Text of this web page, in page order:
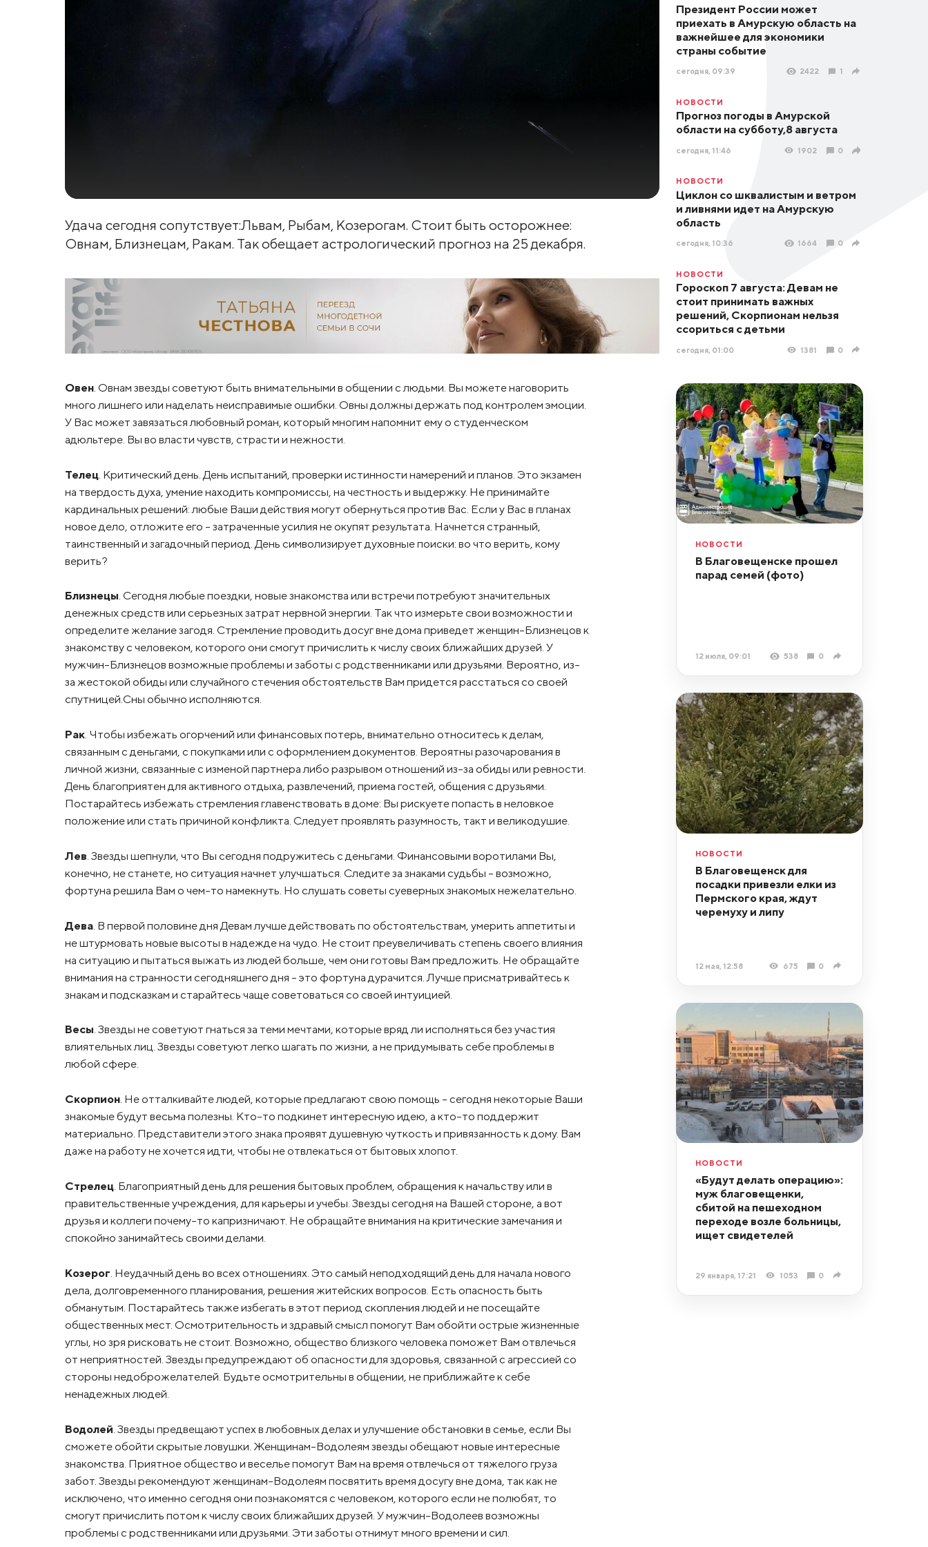
Удача сегодня сопутствует:Львам, Рыбам, Козерогам. Стоит быть осторожнее:
Овнам, Близнецам, Ракам. Так обещает астрологический прогноз на 25 декабря.
Овен. Овнам звезды советуют быть внимательными в общении с людьми. Вы можете наговорить
много лишнего или наделать неисправимые ошибки. Овны должны держать под контролем эмоции.
У Вас может завязаться любовный роман, который многим напомнит ему о студенческом
адюльтере. Вы во власти чувств, страсти и нежности.
Телец. Критический день. День испытаний, проверки истинности намерений и планов. Это экзамен
на твердость духа, умение находить компромиссы, на честность и выдержку. Не принимайте
кардинальных решений: любые Ваши действия могут обернуться против Вас. Если у Вас в планах
новое дело, отложите его – затраченные усилия не окупят результата. Начнется странный,
таинственный и загадочный период. День символизирует духовные поиски: во что верить, кому
верить?
Близнецы. Сегодня любые поездки, новые знакомства или встречи потребуют значительных
денежных средств или серьезных затрат нервной энергии. Так что измерьте свои возможности и
определите желание загодя. Стремление проводить досуг вне дома приведет женщин-Близнецов к
знакомству с человеком, которого они смогут причислить к числу своих ближайших друзей. У
мужчин-Близнецов возможные проблемы и заботы с родственниками или друзьями. Вероятно, из-
за жестокой обиды или случайного стечения обстоятельств Вам придется расстаться со своей
спутницей.Сны обычно исполняются.
Рак. Чтобы избежать огорчений или финансовых потерь, внимательно относитесь к делам,
связанным с деньгами, с покупками или с оформлением документов. Вероятны разочарования в
личной жизни, связанные с изменой партнера либо разрывом отношений из-за обиды или ревности.
День благоприятен для активного отдыха, развлечений, приема гостей, общения с друзьями.
Постарайтесь избежать стремления главенствовать в доме: Вы рискуете попасть в неловкое
положение или стать причиной конфликта. Следует проявлять разумность, такт и великодушие.
Лев . Звезды шепнули, что Вы сегодня подружитесь с деньгами. Финансовыми воротилами Вы,
конечно, не станете, но ситуация начнет улучшаться. Следите за знаками судьбы – возможно,
фортуна решила Вам о чем-то намекнуть. Но слушать советы суеверных знакомых нежелательно.
Дева. В первой половине дня Девам лучше действовать по обстоятельствам, умерить аппетиты и
не штурмовать новые высоты в надежде на чудо. Не стоит преувеличивать степень своего влияния
на ситуацию и пытаться выжать из людей больше, чем они готовы Вам предложить. Не обращайте
внимания на странности сегодняшнего дня – это фортуна дурачится. Лучше присматривайтесь к
знакам и подсказкам и старайтесь чаще советоваться со своей интуицией.
Весы. Звезды не советуют гнаться за теми мечтами, которые вряд ли исполняться без участия
влиятельных лиц. Звезды советуют легко шагать по жизни, а не придумывать себе проблемы в
любой сфере.
Скорпион. Не отталкивайте людей, которые предлагают свою помощь – сегодня некоторые Ваши
знакомые будут весьма полезны. Кто-то подкинет интересную идею, а кто-то поддержит
материально. Представители этого знака проявят душевную чуткость и привязанность к дому. Вам
даже на работу не хочется идти, чтобы не отвлекаться от бытовых хлопот.
Стрелец. Благоприятный день для решения бытовых проблем, обращения к начальству или в
правительственные учреждения, для карьеры и учебы. Звезды сегодня на Вашей стороне, а вот
друзья и коллеги почему-то капризничают. Не обращайте внимания на критические замечания и
спокойно занимайтесь своими делами.
Козерог . Неудачный день во всех отношениях. Это самый неподходящий день для начала нового
дела, долговременного планирования, решения житейских вопросов. Есть опасность быть
обманутым. Постарайтесь также избегать в этот период скопления людей и не посещайте
общественных мест. Осмотрительность и здравый смысл помогут Вам обойти острые жизненные
углы, но зря рисковать не стоит. Возможно, общество близкого человека поможет Вам отвлечься
от неприятностей. Звезды предупреждают об опасности для здоровья, связанной с агрессией со
стороны недоброжелателей. Будьте осмотрительны в общении, не приближайте к себе
ненадежных людей.
Водолей . Звезды предвещают успех в любовных делах и улучшение обстановки в семье, если Вы
сможете обойти скрытые ловушки. Женщинам-Водолеям звезды обещают новые интересные
знакомства. Приятное общество и веселье помогут Вам на время отвлечься от тяжелого груза
забот. Звезды рекомендуют женщинам-Водолеям посвятить время досугу вне дома, так как не
исключено, что именно сегодня они познакомятся с человеком, которого если не полюбят, то
смогут причислить потом к числу своих ближайших друзей. У мужчин-Водолеев возможны
проблемы с родственниками или друзьями. Эти заботы отнимут много времени и сил.
Президент России может
приехать в Амурскую область на
важнейшее для экономики
страны событие
сегодня, 09:39 2422 1
НОВОСТИ
Прогноз погоды в Амурской
области на субботу,8 августа
сегодня, 11:46 1902 0
НОВОСТИ
Циклон со шквалистым и ветром
и ливнями идет на Амурскую
область
сегодня, 10:36 1664 0
НОВОСТИ
Гороскоп 7 августа: Девам не
стоит принимать важных
решений, Скорпионам нельзя
ссориться с детьми
сегодня, 01:00 1381 0
НОВОСТИ
В Благовещенске прошел
парад семей (фото)
12 июля, 09:01 538 0
НОВОСТИ
В Благовещенск для
посадки привезли елки из
Пермского края, ждут
черемуху и липу
12 мая, 12:58 675 0
НОВОСТИ
«Будут делать операцию»:
муж благовещенки,
сбитой на пешеходном
переходе возле больницы,
ищет свидетелей
29 января, 17:21 1053 0